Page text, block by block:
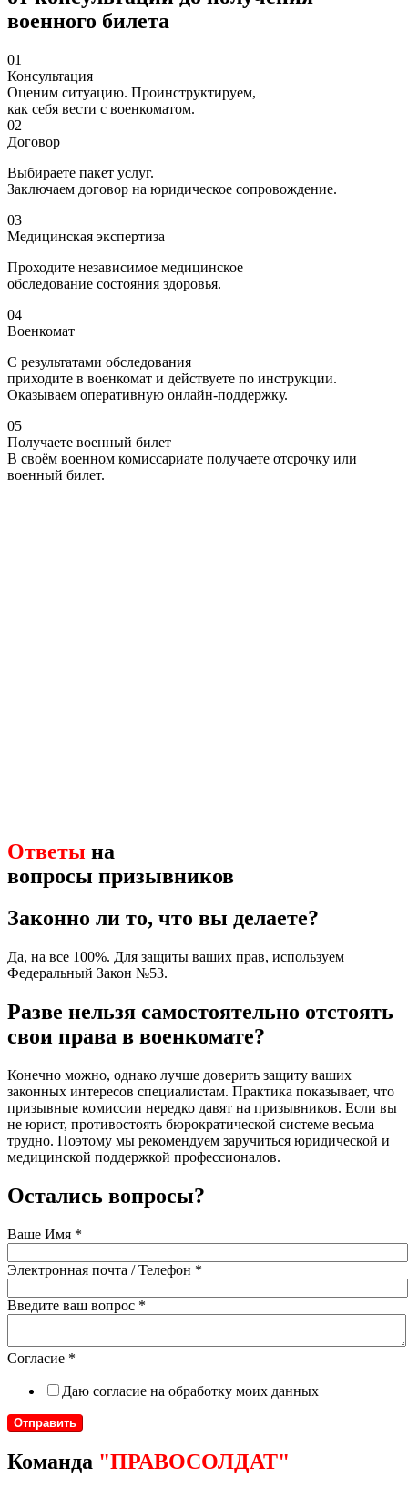
военного билета
01
Консультация
Оценим ситуацию. Проинструктируем,
как себя вести с военкоматом.
02
Договор
Выбираете пакет услуг.
Заключаем договор на юридическое сопровождение.
03
Медицинская экспертиза
Проходите независимое медицинское
обследование состояния здоровья.
04
Военкомат
С результатами обследования
приходите в военкомат и действуете по инструкции.
Оказываем оперативную онлайн-поддержку.
05
Получаете военный билет
В своём военном комиссариате получаете отсрочку или
военный билет.
Ответы на
вопросы призывников
Законно ли то, что вы делаете?
Да, на все 100%. Для защиты ваших прав, используем
Федеральный Закон №53.
Разве нельзя самостоятельно отстоять
свои права в военкомате?
Конечно можно, однако лучше доверить защиту ваших
законных интересов специалистам. Практика показывает, что
призывные комиссии нередко давят на призывников. Если вы
не юрист, противостоять бюрократической системе весьма
трудно. Поэтому мы рекомендуем заручиться юридической и
медицинской поддержкой профессионалов.
Остались вопросы?
Ваше Имя *
Электронная почта / Телефон *
Введите ваш вопрос *
Согласие *
Даю согласие на обработку моих данных
Отправить
Команда "ПРАВОСОЛДАТ"